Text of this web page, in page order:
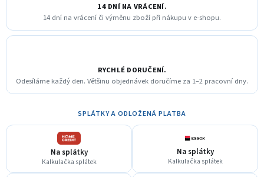
14 DNÍ NA VRÁCENÍ.
14 dní na vrácení či výměnu zboží při nákupu v e-shopu.
RYCHLÉ DORUČENÍ.
Odesíláme každý den. Většinu objednávek doručíme za 1–2 pracovní dny.
SPLÁTKY A ODLOŽENÁ PLATBA
Na splátky
Kalkulačka splátek
Na splátky
Kalkulačka splátek